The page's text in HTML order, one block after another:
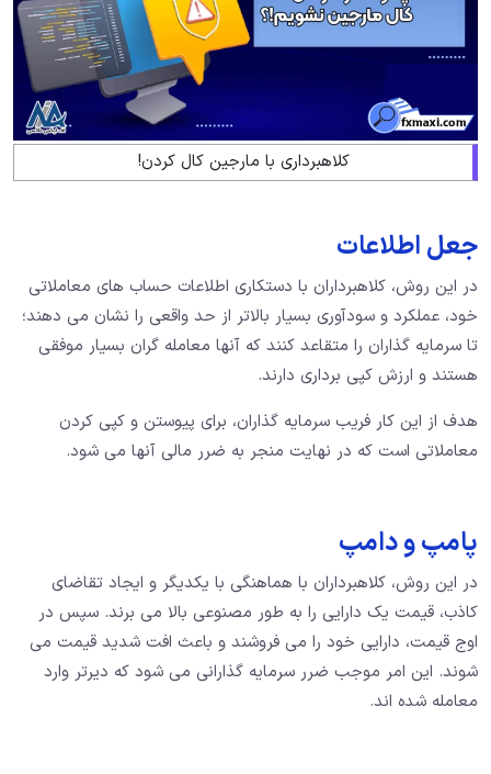
کلاهبرداری با مارجین کال کردن!
جعل اطلاعات
در این روش، کلاهبرداران با دستکاری اطلاعات حساب های معاملاتی
خود، عملکرد و سودآوری بسیار بالاتر از حد واقعی را نشان می دهند؛
تا سرمایه گذاران را متقاعد کنند که آنها معامله گران بسیار موفقی
هستند و ارزش کپی برداری دارند.
هدف از این کار فریب سرمایه گذاران، برای پیوستن و کپی کردن
معاملاتی است که در نهایت منجر به ضرر مالی آنها می شود.
پامپ و دامپ
در این روش، کلاهبرداران با هماهنگی با یکدیگر و ایجاد تقاضای
کاذب، قیمت یک دارایی را به طور مصنوعی بالا می برند. سپس در
اوج قیمت، دارایی خود را می فروشند و باعث افت شدید قیمت می
شوند. این امر موجب ضرر سرمایه گذارانی می شود که دیرتر وارد
معامله شده اند.